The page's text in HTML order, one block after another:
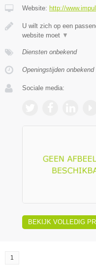
Website: http://
U wilt zich op een
website moet ▼
Diensten onbekend
Openingstijden onbekend
Sociale media:
BEKIJK VOLLEDIG
1